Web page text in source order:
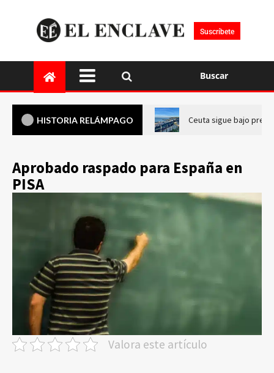
Suscríbete
Buscar
HISTORIA RELÁMPAGO Ceuta sigue bajo
Aprobado raspado para España en
PISA
Valora este artículo